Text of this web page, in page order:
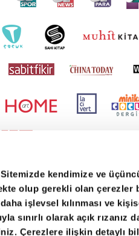
kendimize ve
olup gerekli olan
işlevsel kılınması ve
sınırlı olarak açık
Çerezlere ilişkin detaylı